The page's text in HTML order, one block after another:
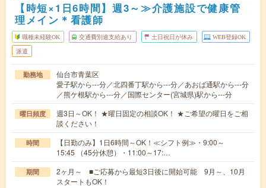
【時短×1日6時間】週3～≫介護施設で健康管
理メイン＊看護師
職種未経験OK 交通費別途支給あり 土日祝日が休み WEB登録OK
派遣
勤務地
仙台市青葉区
愛子駅から---分／北四番丁駅から---分／あおば通駅から---分
／熊ケ根駅から---分／国際センター(宮城県)駅から---分
曜日頻度
週3日～OK！ ★曜日固定の相談OK！ ★ご希望の曜日をご相
談ください！
時間
【日勤のみ】1日6時間～OK！≪シフト例≫・9:00～
15:45 （45分休憩）・11:00～17:…
期間
2ヶ月～ ■ご応募から最短3日後に開始可能 9月～、10月
スタートもOK！